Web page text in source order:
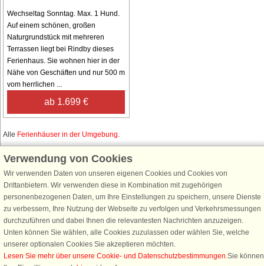
Wechseltag Sonntag. Max. 1 Hund.
Auf einem schönen, großen
Naturgrundstück mit mehreren
Terrassen liegt bei Rindby dieses
Ferienhaus. Sie wohnen hier in der
Nähe von Geschäften und nur 500 m
vom herrlichen ...
ab 1.699 €
Alle Ferienhäuser in der Umgebung.
Schließen Sie sich 100.000 Ferienhaus-Fans an
Erhalten Sie einen Willkommensgutschein von 25 €für Ihren nächsten
Ferienhausurlaub - melden Sie sich einfach für den DanCenter Newsletter
an. Verpassen Sie nie wieder exklusive Angebote, Gewinnspiele und
Urlaubstipps!
Verwendung von Cookies
Wir verwenden Daten von unseren eigenen Cookies und Cookies von
Drittanbietern. Wir verwenden diese in Kombination mit zugehörigen
personenbezogenen Daten, um Ihre Einstellungen zu speichern, unsere Dienste
zu verbessern, Ihre Nutzung der Webseite zu verfolgen und Verkehrsmessungen
durchzuführen und dabei Ihnen die relevantesten Nachrichten anzuzeigen.
Unten können Sie wählen, alle Cookies zuzulassen oder wählen Sie, welche
unserer optionalen Cookies Sie akzeptieren möchten.
Lesen Sie mehr über unsere Cookie- und Datenschutzbestimmungen.Sie können